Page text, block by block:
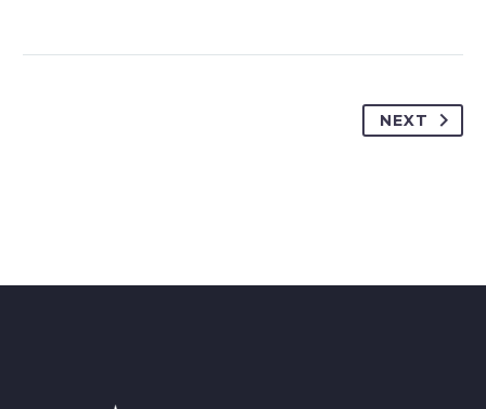
This powerful theme was optimised to get
pagespeed insights &amp; co., it delivers
even better results with super cache
NEXT